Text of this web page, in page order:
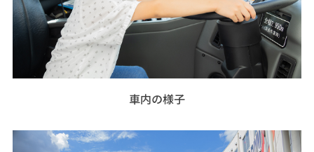
車内の様子